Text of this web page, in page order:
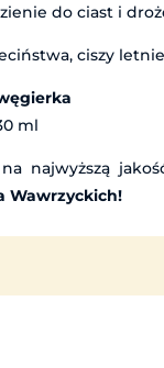
do ciast i
ciszy
ml
najwyższą
Wawrzyckich!